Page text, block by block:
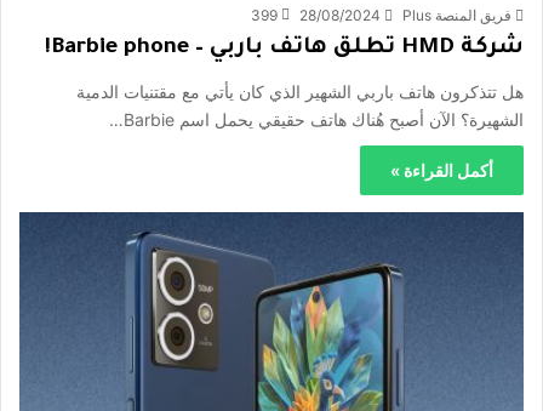
فريق المنصة Plus 28/08/2024
399
شركة HMD تطلق هاتف باربي – Barbie phone!
هل تتذكرون هاتف باربي الشهير الذي كان يأتي مع مقتنيات الدمية
الشهيرة؟ الآن أصبح هُناك هاتف حقيقي يحمل اسم Barbie…
أكمل القراءة »